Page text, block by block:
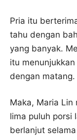
Pria itu
tahu dengan
yang banyak.
itu
dengan matang.
Maka, Maria Lin
lima puluh porsi
berlanjut